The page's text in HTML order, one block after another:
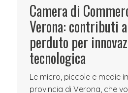
Camera di
Verona: contributi
perduto per
tecnologica
Le micro, piccole e medie
provincia di Verona, che